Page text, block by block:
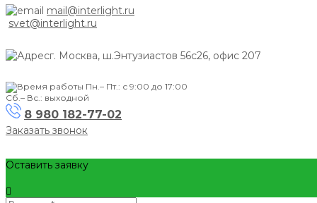
mail@interlight.ru
svet@interlight.ru
г. Москва, ш.Энтузиастов 56с26, офис 207
Пн.– Пт.: с 9:00 до 17:00
Сб.– Вс.: выходной
8 980 182-77-02
Заказать звонок
Оставить заявку